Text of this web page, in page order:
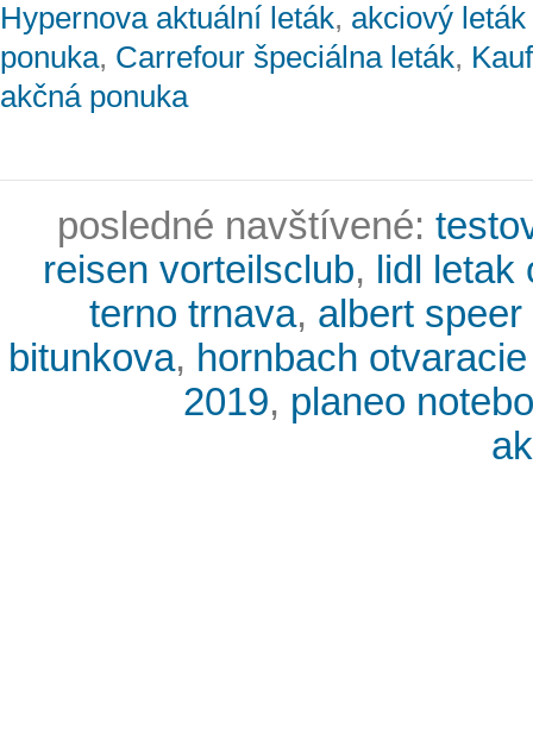
Hypernova aktuální leták, akciový leták
ponuka, Carrefour špeciálna leták,
akčná ponuka
posledné navštívené:
reisen vorteilsclub, lidl letak
terno trnava, albert speer
bitunkova, hornbach
2019, planeo